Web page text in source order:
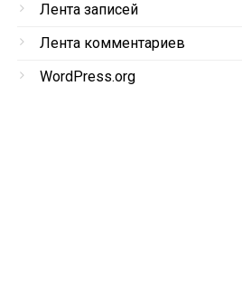
Лента записей
Лента комментариев
WordPress.org